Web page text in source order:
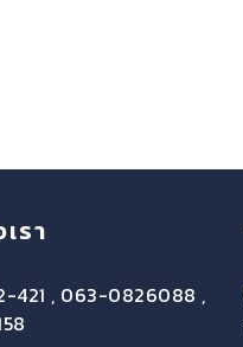
รา
421 , 063-0826088 ,